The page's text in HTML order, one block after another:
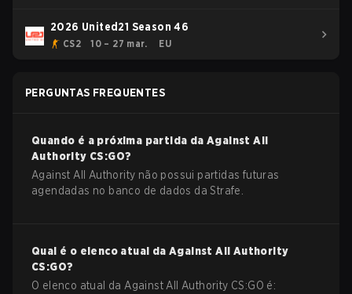
2026 United21 Season 46
CS2 10 – 27 mar. EU
PERGUNTAS FREQUENTES
Quando é a próxima partida da Against All
Authority CS:GO?
Against All Authority não possui partidas futuras
agendadas no banco de dados da Strafe.
Qual é o elenco atual da Against All Authority
CS:GO?
O elenco atual da Against All Authority CS:GO é: